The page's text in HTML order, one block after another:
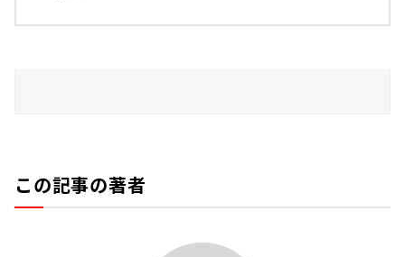
この記事の著者